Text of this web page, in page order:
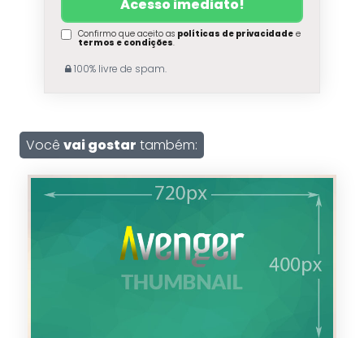
Confirmo que aceito as políticas de privacidadee
termos e condições.
100% livre de spam.
Você vai gostar também: